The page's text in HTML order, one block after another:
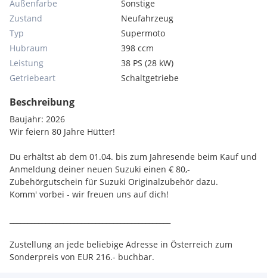
Außenfarbe
Sonstige
Zustand
Neufahrzeug
Typ
Supermoto
Hubraum
398 ccm
Leistung
38 PS (28 kW)
Getriebeart
Schaltgetriebe
Beschreibung
Baujahr: 2026
Wir feiern 80 Jahre Hütter!
Du erhältst ab dem 01.04. bis zum Jahresende beim Kauf und
Anmeldung deiner neuen Suzuki einen € 80,-
Zubehörgutschein für Suzuki Originalzubehör dazu.
Komm' vorbei - wir freuen uns auf dich!
Zustellung an jede beliebige Adresse in Österreich zum
Sonderpreis von EUR 216.- buchbar.